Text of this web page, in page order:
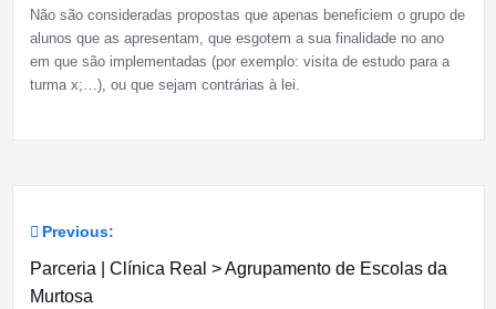
Não são consideradas propostas que apenas beneficiem o grupo de
alunos que as apresentam, que esgotem a sua finalidade no ano
em que são implementadas (por exemplo: visita de estudo para a
turma x;…), ou que sejam contrárias à lei.
Navegação
de
Previous:
Parceria | Clínica Real > Agrupamento de Escolas da
Murtosa